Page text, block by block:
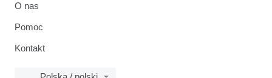
O nas
Pomoc
Kontakt